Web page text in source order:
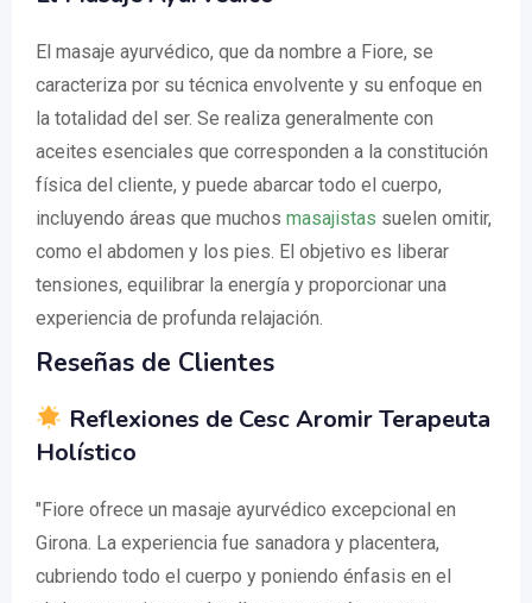
El masaje ayurvédico, que da nombre a Fiore, se
caracteriza por su técnica envolvente y su enfoque en
la totalidad del ser. Se realiza generalmente con
aceites esenciales que corresponden a la constitución
física del cliente, y puede abarcar todo el cuerpo,
incluyendo áreas que muchos masajistas suelen omitir,
como el abdomen y los pies. El objetivo es liberar
tensiones, equilibrar la energía y proporcionar una
experiencia de profunda relajación.
Reseñas de Clientes
Reflexiones de Cesc Aromir Terapeuta
Holístico
"Fiore ofrece un masaje ayurvédico excepcional en
Girona. La experiencia fue sanadora y placentera,
cubriendo todo el cuerpo y poniendo énfasis en el